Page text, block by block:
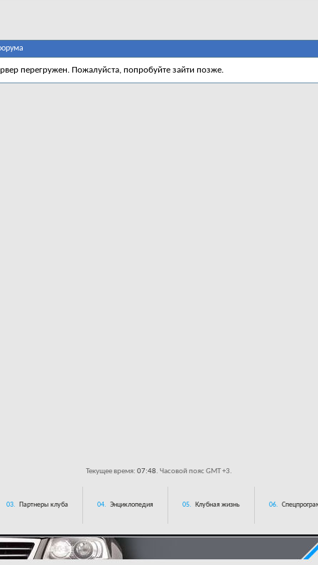
перегружен. Пожалуйста, попробуйте зайти позже.
Текущее время: 07:48. Часовой пояс GMT +3.
03. Партнеры клуба 04. Энциклопедия 05. Клубная жизнь 06.